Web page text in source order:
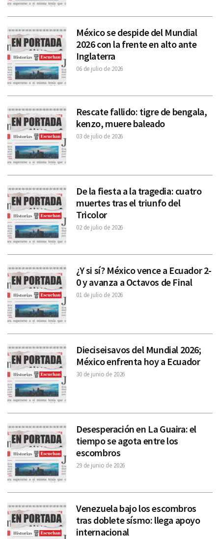
México se despide del Mundial
2026 con la frente en alto ante
Inglaterra
06 de julio de 2026
Rescate fallido: tigre de bengala,
kenzo, muere baleado
03 de julio de 2026
De la fiesta a la tragedia: cuatro
muertes tras el triunfo del
Tricolor
02 de julio de 2026
¿Y si sí? México vence a Ecuador 2-
0 y avanza a Octavos de Final
01 de julio de 2026
Dieciseisavos del Mundial 2026;
México enfrenta hoy a Ecuador
30 de junio de 2026
Desesperación en La Guaira: el
tiempo se agota entre los
escombros
29 de junio de 2026
Venezuela bajo los escombros
tras doblete sísmo: llega apoyo
internacional